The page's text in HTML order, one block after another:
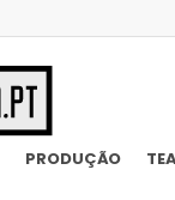
PRODUÇÃO